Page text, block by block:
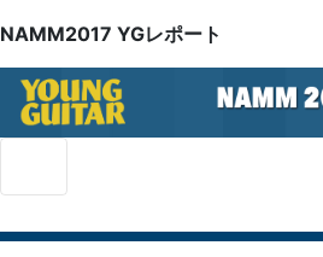
NAMM2017 YGレポート